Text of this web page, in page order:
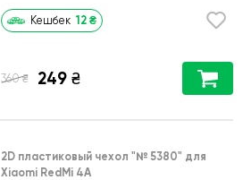
Кешбек 12 ₴
360 ₴ 249 ₴
2D пластиковый чехол "№ 5380" для
Xiaomi RedMi 4A